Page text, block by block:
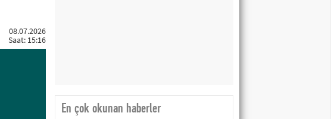
08.07.2026
Saat: 15:16
En çok okunan haberler